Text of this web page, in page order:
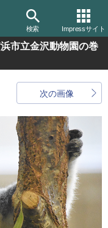
検索 Impressサイト
市立金沢動物園の巻
次の画像